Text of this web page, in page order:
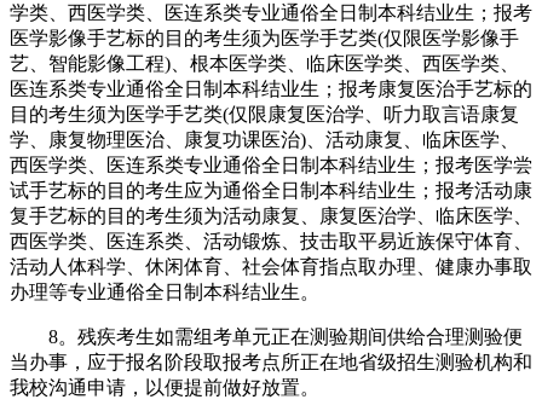
学类、西医学类、医连系类专业通俗全日制本科结业生；报考
医学影像手艺标的目的考生须为医学手艺类(仅限医学影像手
艺、智能影像工程)、根本医学类、临床医学类、西医学类、
医连系类专业通俗全日制本科结业生；报考康复医治手艺标的
目的考生须为医学手艺类(仅限康复医治学、听力取言语康复
学、康复物理医治、康复功课医治)、活动康复、临床医学、
西医学类、医连系类专业通俗全日制本科结业生；报考医学尝
试手艺标的目的考生应为通俗全日制本科结业生；报考活动康
复手艺标的目的考生须为活动康复、康复医治学、临床医学、
西医学类、医连系类、活动锻炼、技击取平易近族保守体育、
活动人体科学、休闲体育、社会体育指点取办理、健康办事取
办理等专业通俗全日制本科结业生。
8。残疾考生如需组考单元正在测验期间供给合理测验便
当办事，应于报名阶段取报考点所正在地省级招生测验机构和
我校沟通申请，以便提前做好放置。